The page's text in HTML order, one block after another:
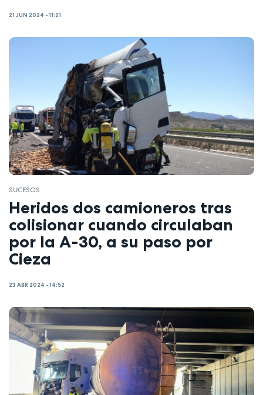
21 JUN 2024 - 11:21
SUCESOS
Heridos dos camioneros tras
colisionar cuando circulaban
por la A-30, a su paso por
Cieza
23 ABR 2024 - 14:52